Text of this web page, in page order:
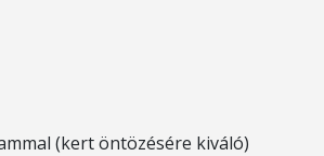
(kert öntözésére kiváló)